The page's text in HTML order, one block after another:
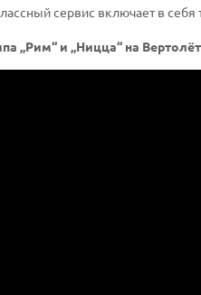
сервис включает в себя
„Рим“ и „Ницца“ на